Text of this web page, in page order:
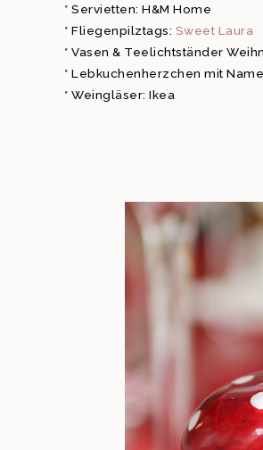
* Servietten: H&M Home
* Fliegenpilztags: Sweet Laura
* Vasen & Teelichtständer
* Lebkuchenherzchen mit
* Weingläser: Ikea